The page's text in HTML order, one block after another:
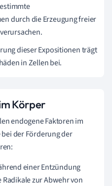
durch die Erzeugung freier
dieser Expositionen trägt
in Zellen bei.
Körper
endogene Faktoren im
der Förderung der
einer Entzündung
zur Abwehr von